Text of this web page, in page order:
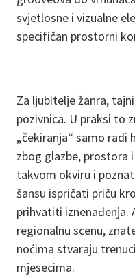
svjetlosne i vizualne
specifičan prostorni
Za ljubitelje žanra,
pozivnica. U praksi to
„čekiranja“ samo radi
zbog glazbe, prostora
takvom okviru i
šansu ispričati priču
prihvatiti iznenađenja.
regionalnu scenu,
noćima stvaraju
mjesecima.